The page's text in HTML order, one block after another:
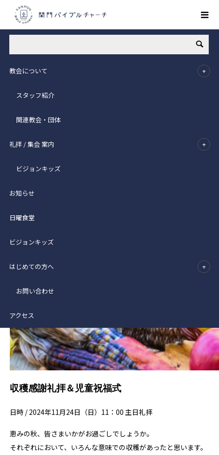
教会について
スタッフ紹介
関連教会・団体
礼拝 / 集会 案内
ビジョンキッズ
お知らせ
日曜食堂
ビジョンキッズ
はじめての方へ
お問い合わせ
アクセス
収穫感謝礼拝＆児童祝福式のご案内【11/24（日）11：00】
収穫感謝礼拝＆児童祝福式のご案内
収穫感謝礼拝＆児童祝福式
日時 / 2024年11月24日（日）11：00 主日礼拝
恵みの秋、皆さまいかがお過ごしでしょうか。
それぞれにおいて、いろんな意味での収穫があったと思います。